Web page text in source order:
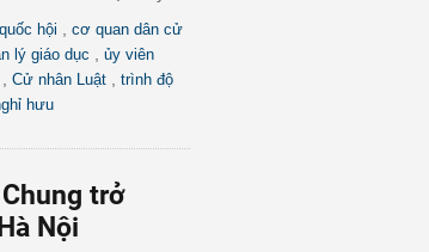
hội cơ quan dân cử
lý giáo dục
ủy viên
Cử nhân Luật
trình độ
hưu
trở
Nội